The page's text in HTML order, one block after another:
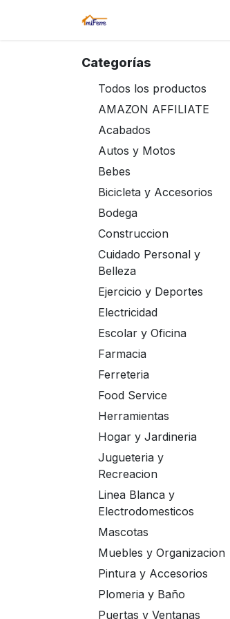
Categorías
Todos los productos
AMAZON AFFILIATE
Acabados
Autos y Motos
Bebes
Bicicleta y Accesorios
Bodega
Construccion
Cuidado Personal y
Belleza
Ejercicio y Deportes
Electricidad
Escolar y Oficina
Farmacia
Ferreteria
Food Service
Herramientas
Hogar y Jardineria
Jugueteria y
Recreacion
Linea Blanca y
Electrodomesticos
Mascotas
Muebles y Organizacion
Pintura y Accesorios
Plomeria y Baño
Puertas y Ventanas